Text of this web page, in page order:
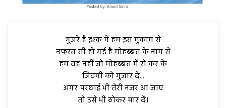
गुजरे हैं इश्क़ में हम इस मुकाम से
नफरत सी हो गई है मोहब्बत के नाम से
हम वह नहीं जो मोहब्बत में रो कर के
जिंदगी को गुजार दे...
अगर परछाई भी तेरी नजर आ जाए
तो उसे भी ठोकर मार दें।